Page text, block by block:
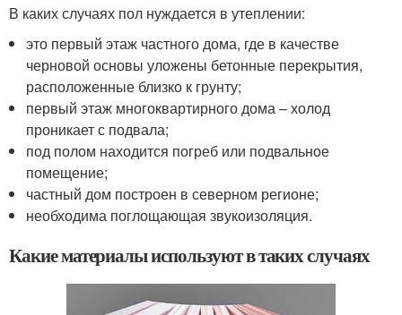
В каких случаях пол нуждается в утеплении:
это первый этаж частного дома, где в качестве
черновой основы уложены бетонные перекрытия,
расположенные близко к грунту;
первый этаж многоквартирного дома – холод
проникает с подвала;
под полом находится погреб или подвальное
помещение;
частный дом построен в северном регионе;
необходима поглощающая звукоизоляция.
Какие материалы используют в таких случаях